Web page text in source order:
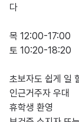
다
목 12:00-17:00
토 10:20-18:20
초보자도 쉽게 일
인근거주자 우대
휴학생 환영